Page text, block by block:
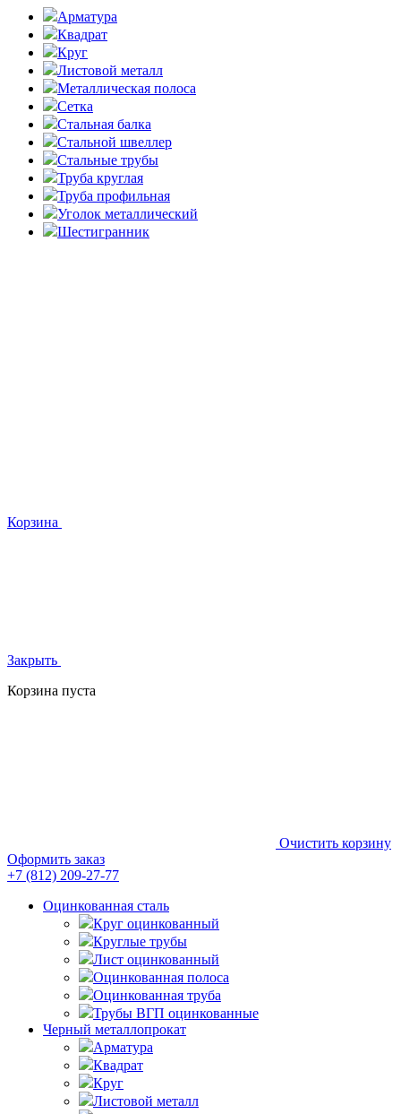
Арматура
Квадрат
Круг
Листовой металл
Металлическая полоса
Сетка
Стальная балка
Стальной швеллер
Стальные трубы
Труба круглая
Труба профильная
Уголок металлический
Шестигранник
Корзина
Закрыть
Корзина пуста
Очистить корзину
Оформить заказ
+7 (812) 209-27-77
Оцинкованная сталь
Круг оцинкованный
Круглые трубы
Лист оцинкованный
Оцинкованная полоса
Оцинкованная труба
Трубы ВГП оцинкованные
Черный металлопрокат
Арматура
Квадрат
Круг
Листовой металл